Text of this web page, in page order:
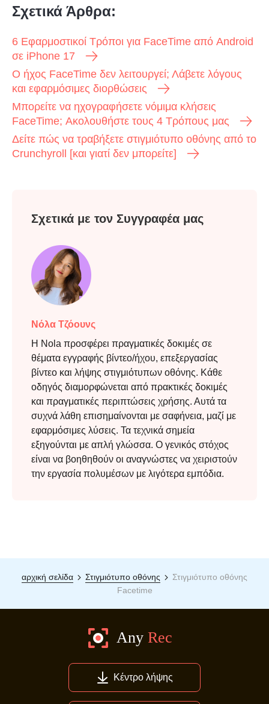
Βήμα 2.
Σχετικά Άρθρα:
6 Εφαρμοστικοί Τρόποι για FaceTime από Android
σε iPhone 17
Ο ήχος FaceTime δεν λειτουργεί; Λάβετε λόγους
και εφαρμόσιμες διορθώσεις
Μπορείτε να ηχογραφήσετε νόμιμα κλήσεις
FaceTime; Ακολουθήστε τους 4 Τρόπους μας
Δείτε πώς να τραβήξετε στιγμιότυπο οθόνης από το
Crunchyroll [και γιατί δεν μπορείτε]
Σχετικά με τον Συγγραφέα μας
Νόλα Τζόουνς
Η Nola προσφέρει πραγματικές δοκιμές σε
θέματα εγγραφής βίντεο/ήχου, επεξεργασίας
βίντεο και λήψης στιγμιότυπων οθόνης. Κάθε
οδηγός διαμορφώνεται από πρακτικές δοκιμές
και πραγματικές περιπτώσεις χρήσης. Αυτά τα
συχνά λάθη επισημαίνονται με σαφήνεια, μαζί με
εφαρμόσιμες λύσεις. Τα τεχνικά σημεία
εξηγούνται με απλή γλώσσα. Ο γενικός στόχος
είναι να βοηθηθούν οι αναγνώστες να χειριστούν
την εργασία πολυμέσων με λιγότερα εμπόδια.
αρχική σελίδα Στιγμιότυπο οθόνης
Στιγμιότυπο οθόνης
Facetime
Κέντρο λήψης